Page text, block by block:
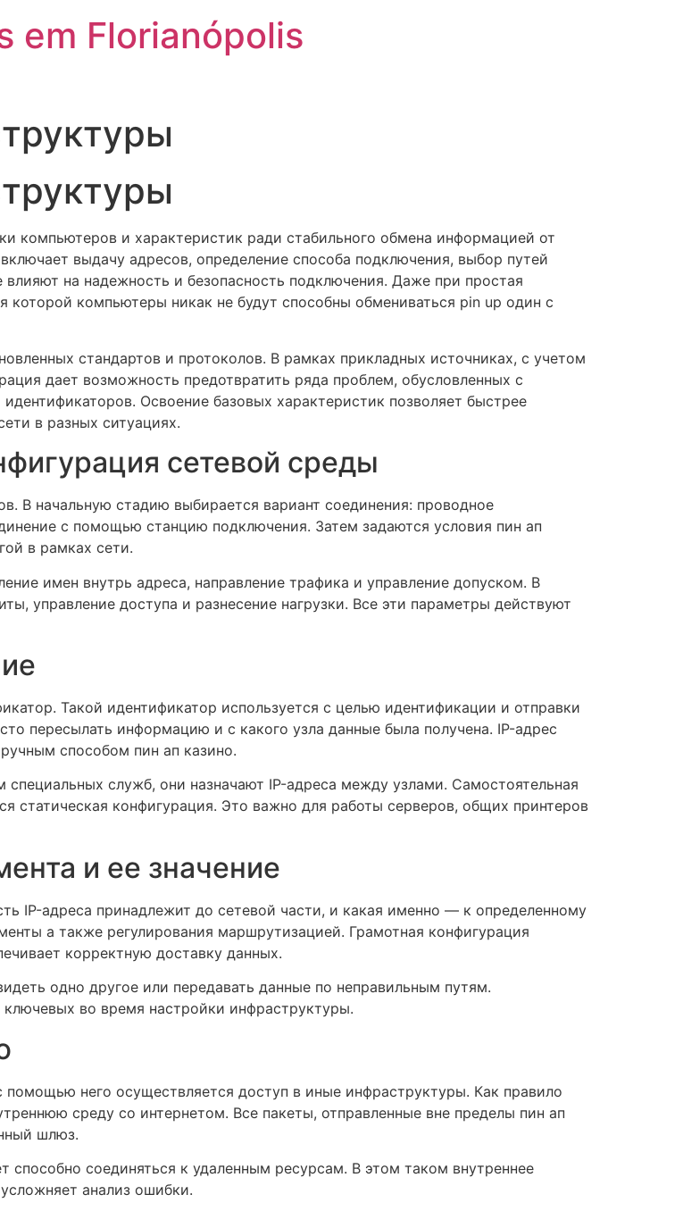
em Florianópolis
компьютеров и характеристик ради стабильного обмена информацией от
выдачу адресов, определение способа подключения, выбор путей
на надежность и безопасность подключения. Даже при простая
которой компьютеры никак не будут способны обмениваться pin up один с
стандартов и протоколов. В рамках прикладных источниках, с учетом
дает возможность предотвратить ряда проблем, обусловленных с
Освоение базовых характеристик позволяет быстрее
в разных ситуациях.
сетевой среды
В начальную стадию выбирается вариант соединения: проводное
с помощью станцию подключения. Затем задаются условия пин ап
в рамках сети.
имен внутрь адреса, направление трафика и управление допуском. В
управление доступа и разнесение нагрузки. Все эти параметры действуют
Такой идентификатор используется с целью идентификации и отправки
пересылать информацию и с какого узла данные была получена. IP-адрес
способом пин ап казино.
служб, они назначают IP-адреса между узлами. Самостоятельная
статическая конфигурация. Это важно для работы серверов, общих принтеров
и ее значение
IP-адреса принадлежит до сетевой части, и какая именно — к определенному
а также регулирования маршрутизацией. Грамотная конфигурация
корректную доставку данных.
одно другое или передавать данные по неправильным путям.
во время настройки инфраструктуры.
него осуществляется доступ в иные инфраструктуры. Как правило
среду со интернетом. Все пакеты, отправленные вне пределы пин ап
шлюз.
соединяться к удаленным ресурсам. В этом таком внутреннее
анализ ошибки.